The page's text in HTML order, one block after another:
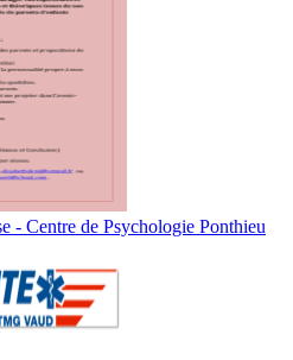
- Centre de Psychologie Ponthieu